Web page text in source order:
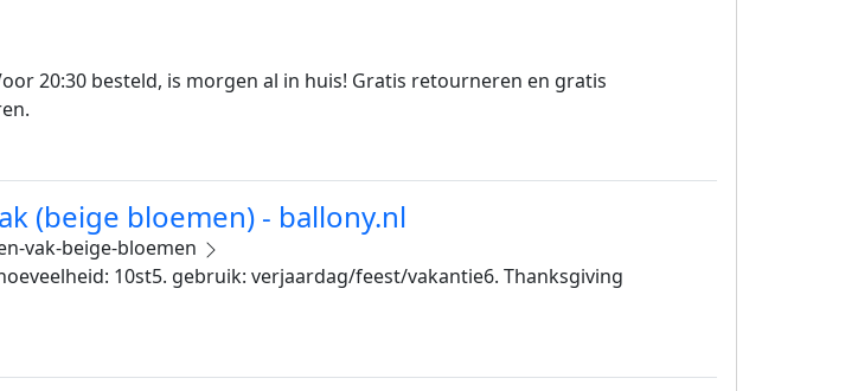
20:30 besteld, is morgen al in huis! Gratis retourneren en gratis
(beige bloemen) - ballony.nl
vak-beige-bloemen
10st5. gebruik: verjaardag/feest/vakantie6. Thanksgiving